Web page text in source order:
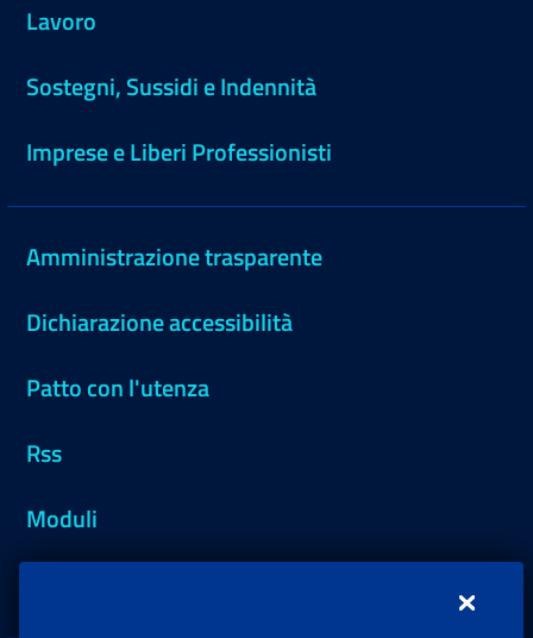
Lavoro
Sostegni, Sussidi e Indennità
Imprese e Liberi Professionisti
Amministrazione trasparente
Dichiarazione accessibilità
Patto con l'utenza
Rss
Moduli